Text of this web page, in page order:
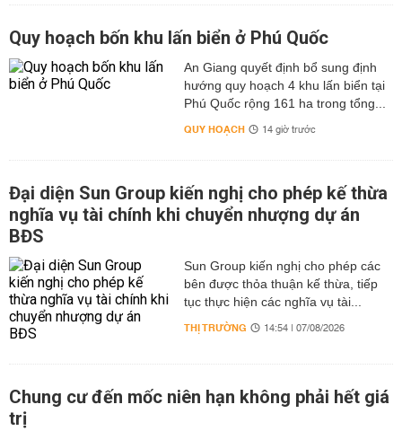
Quy hoạch bốn khu lấn biển ở Phú Quốc
An Giang quyết định bổ sung định
hướng quy hoạch 4 khu lấn biển tại
Phú Quốc rộng 161 ha trong tổng...
QUY HOẠCH 14 giờ trước
Đại diện Sun Group kiến nghị cho phép kế thừa
nghĩa vụ tài chính khi chuyển nhượng dự án
BĐS
Sun Group kiến nghị cho phép các
bên được thỏa thuận kế thừa, tiếp
tục thực hiện các nghĩa vụ tài...
THỊ TRƯỜNG 14:54 | 07/08/2026
Chung cư đến mốc niên hạn không phải hết giá
trị